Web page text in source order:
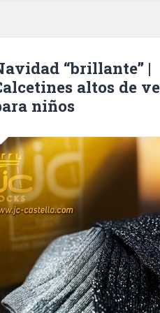
“brillante” |
altos de
niños